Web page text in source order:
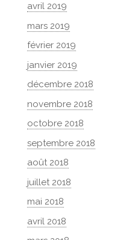
avril 2019
mars 2019
février 2019
janvier 2019
décembre 2018
novembre 2018
octobre 2018
septembre 2018
août 2018
juillet 2018
mai 2018
avril 2018